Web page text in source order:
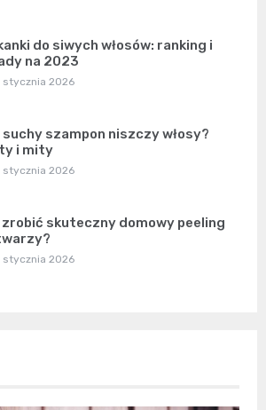
do siwych włosów: ranking i
na 2023
stycznia 2026
suchy szampon niszczy włosy?
i mity
stycznia 2026
zrobić skuteczny domowy peeling
stycznia 2026